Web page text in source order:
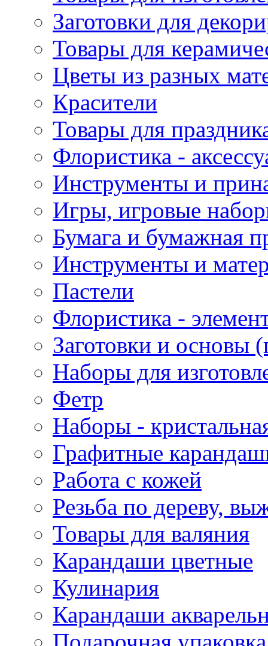
Заготовки для
Товары для
Цветы из разных
Красители
Товары для
Флористика -
Инструменты и
Игры, игровые
Бумага и бумажная
Инструменты и
Пастели
Флористика -
Заготовки и основы
Наборы для
Фетр
Наборы -
Графитные
Работа с кожей
Резьба по дереву,
Товары для валяния
Карандаши цветные
Кулинария
Карандаши